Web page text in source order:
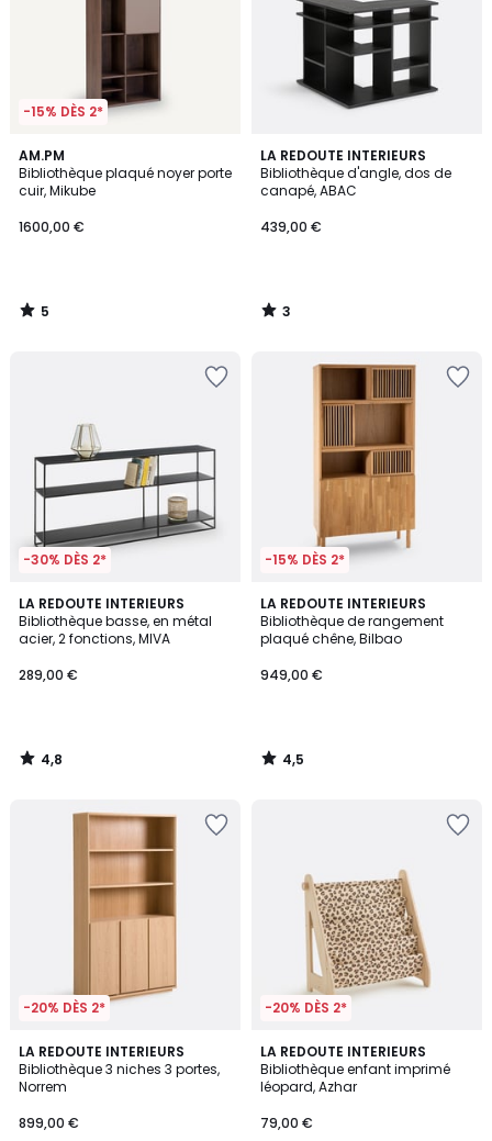
-15% DÈS 2*
AM.PM
Bibliothèque plaqué noyer porte
cuir, Mikube
1600,00 €
5
/
5
5
/
LA REDOUTE INTERIEURS
Bibliothèque d'angle, dos de
canapé, ABAC
439,00 €
3
/
5
3
/
-30% DÈS 2*
LA REDOUTE INTERIEURS
Bibliothèque basse, en métal
acier, 2 fonctions, MIVA
289,00 €
4,8
/ 5
4,8
/
-15% DÈS 2*
LA REDOUTE INTERIEURS
Bibliothèque de rangement
plaqué chêne, Bilbao
949,00 €
4,5
/ 5
4,5
/
-20% DÈS 2*
LA REDOUTE INTERIEURS
Bibliothèque 3 niches 3 portes,
Norrem
899,00 €
3,7
/ 5
-20% DÈS 2*
LA REDOUTE INTERIEURS
Bibliothèque enfant imprimé
léopard, Azhar
79,00 €
1
/
5